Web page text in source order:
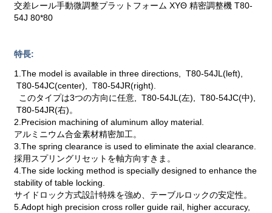
交差レール手動微調整プラットフォーム XYΘ 精密調整機 T80-
54J 80*80
特長:
1.The model is available in three directions, T80-54JL(left),
T80-54JC(center), T80-54JR(right).
このタイプは3つの方向に任意, T80-54JL(左), T80-54JC(中),
T80-54JR(右)。
2.Precision machining of aluminum alloy material.
アルミニウム合金素材精密加工。
3.The spring clearance is used to eliminate the axial clearance.
採用スプリングリセットを軸方向すきま。
4.The side locking method is specially designed to enhance the
stability of table locking.
サイドロック方式設計特殊を強め、テーブルロックの安定性。
5.Adopt high precision cross roller guide rail, higher accuracy,